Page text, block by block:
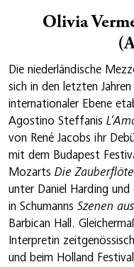
Olivia
Die niederländische
sich in den letzten
internationaler Ebene
Agostino Steffanis
von René Jacobs ihr
mit dem Budapest
Mozarts Die Zauberflöte
unter Daniel Harding
in Schumanns Szenen
Barbican Hall.
Interpretin
und beim Holland